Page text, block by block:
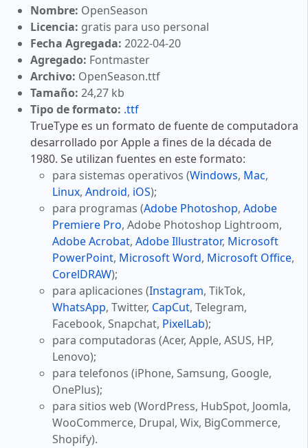
Nombre: OpenSeason
Licencia: gratis para uso personal
Fecha Agregada: 2022-04-20
Agregado: Fontmaster
Archivo: OpenSeason.ttf
Tamaño: 24,27 kb
Tipo de formato: .ttf
TrueType es un formato de fuente de computadora
desarrollado por Apple a fines de la década de
1980. Se utilizan fuentes en este formato:
para sistemas operativos (Windows, Mac,
Linux, Android, iOS);
para programas (Adobe Photoshop, Adobe
Premiere Pro, Adobe Photoshop Lightroom,
Adobe Acrobat, Adobe Illustrator, Microsoft
PowerPoint, Microsoft Word, Microsoft Office,
CorelDRAW);
para aplicaciones (Instagram, TikTok,
WhatsApp, Twitter, CapCut, Telegram,
Facebook, Snapchat, PixelLab);
para computadoras (Acer, Apple, ASUS, HP,
Lenovo);
para telefonos (iPhone, Samsung, Google,
OnePlus);
para sitios web (WordPress, HubSpot, Joomla,
WooCommerce, Drupal, Wix, BigCommerce,
Shopify).